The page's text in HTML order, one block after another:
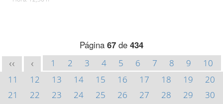
Página 67 de 434
<< < 1 2 3 4 5 6 7 8 9
10
11
12 13 14 15 16 17 18 19
20
21
22 23 24 25 26 27 28 29
30